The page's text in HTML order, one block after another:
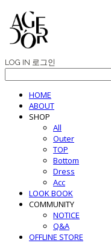
LOG IN 로그인
HOME
ABOUT
SHOP
All
Outer
TOP
Bottom
Dress
Acc
LOOK BOOK
COMMUNITY
NOTICE
Q&A
OFFLINE STORE